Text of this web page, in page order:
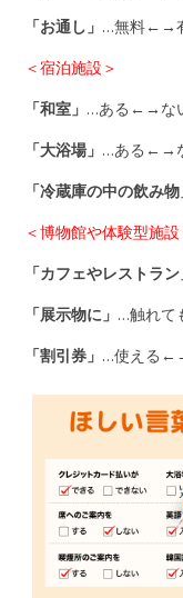
「お通し」 …無料←→
＜宿泊施設＞
「和室」 …ある←→な
「大浴場」 …ある←→
「冷蔵庫の中の飲み物
＜博物館や体験型施設
「カフェやレストラン
「展示物に」 …触れて
「割引券」 …使える